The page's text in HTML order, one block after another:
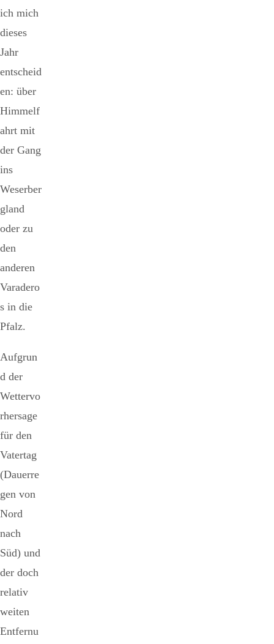
ich mich
dieses
Jahr
entscheid
en: über
Himmelf
ahrt mit
der Gang
ins
Weserber
gland
oder zu
den
anderen
Varadero
s in die
Pfalz.
Aufgrun
d der
Wettervo
rhersage
für den
Vatertag
(Dauerre
gen von
Nord
nach
Süd) und
der doch
relativ
weiten
Entfernu